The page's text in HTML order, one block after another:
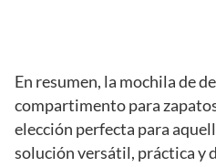
En resumen, la mochila de
compartimento para
elección perfecta para
solución versátil, práctica y